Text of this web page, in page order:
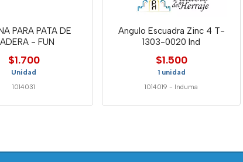
PARA PATA DE
- FUN
$1.700
Unidad
1014031
Angulo Escuadra Zinc 4 T-
1303-0020 Ind
$1.500
1 unidad
1014019 - Induma